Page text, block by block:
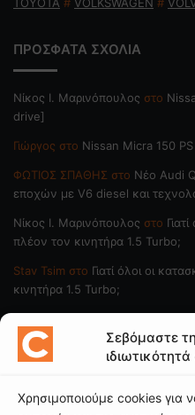
Σεβόμαστε
Χρησιμοποιούμε cookies
ΠΡΟΣΦΑΤΑ ΣΧΟΛΙΑ
Nίκος Ι. Mαρινόπουλος στο
drive]
Γιώργος στο Nissan Micra 150
ΦΩΤΙΟΣ ΣΠΑΘΗΣ στο Νέο Audi
εποχών με V6 diesel και
Nίκος Ι. Mαρινόπουλος στο
πλέον τον κινητήρα 1.5 Turbo;
Stav Tsim στο Γιατί όλοι οι
κινητήρα 1.5 Turbo;
ΠΟΙΟΙ ΓΡΑΦΟΥΝ
Κώστας Κάκκαβας